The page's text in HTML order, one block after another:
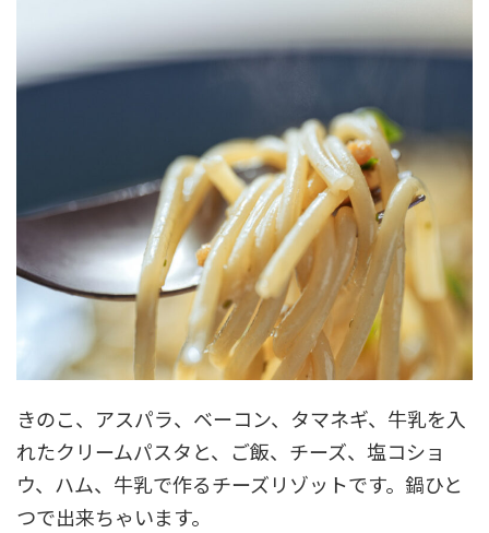
きのこ、アスパラ、ベーコン、タマネギ、牛乳を入
れたクリームパスタと、ご飯、チーズ、塩コショ
ウ、ハム、牛乳で作るチーズリゾットです。鍋ひと
つで出来ちゃいます。